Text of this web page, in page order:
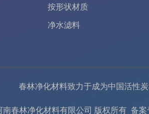
按形状材质
净水滤料
春林净化材料致力于成为中国活性炭
春林净化材料有限公司 版权所有 备